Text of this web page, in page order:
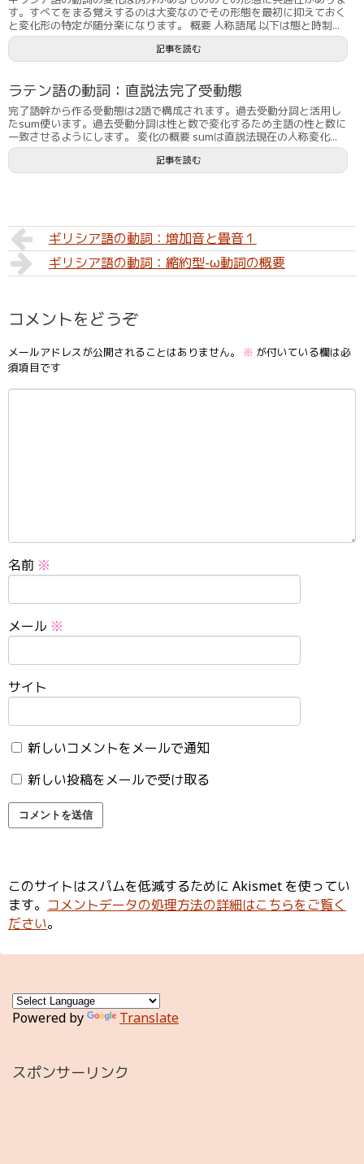
す。すべてをまる覚えするのは大変なのでその形態を最初に抑えておく
と変化形の特定が随分楽になります。 概要 人称語尾 以下は態と時制...
記事を読む
ラテン語の動詞：直説法完了受動態
完了語幹から作る受動態は2語で構成されます。過去受動分詞と活用し
たsum使います。過去受動分詞は性と数で変化するため主語の性と数に
一致させるようにします。 変化の概要 sumは直説法現在の人称変化...
記事を読む
ギリシア語の動詞：増加音と畳音１
ギリシア語の動詞：縮約型-ω動詞の概要
コメントをどうぞ
メールアドレスが公開されることはありません。 ※ が付いている欄は必
須項目です
名前 ※
メール ※
サイト
新しいコメントをメールで通知
新しい投稿をメールで受け取る
このサイトはスパムを低減するために Akismet を使ってい
ます。 コメントデータの処理方法の詳細はこちらをご覧く
ださい。
Powered by Translate
スポンサーリンク